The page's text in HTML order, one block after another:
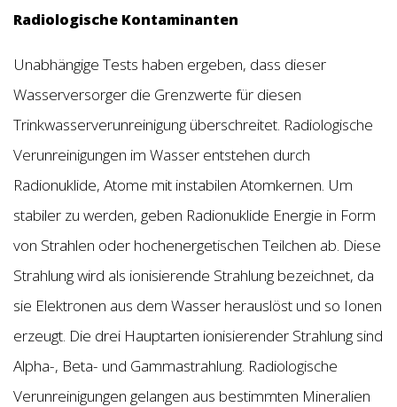
Radiologische Kontaminanten
Unabhängige Tests haben ergeben, dass dieser
Wasserversorger die Grenzwerte für diesen
Trinkwasserverunreinigung überschreitet. Radiologische
Verunreinigungen im Wasser entstehen durch
Radionuklide, Atome mit instabilen Atomkernen. Um
stabiler zu werden, geben Radionuklide Energie in Form
von Strahlen oder hochenergetischen Teilchen ab. Diese
Strahlung wird als ionisierende Strahlung bezeichnet, da
sie Elektronen aus dem Wasser herauslöst und so Ionen
erzeugt. Die drei Hauptarten ionisierender Strahlung sind
Alpha-, Beta- und Gammastrahlung. Radiologische
Verunreinigungen gelangen aus bestimmten Mineralien